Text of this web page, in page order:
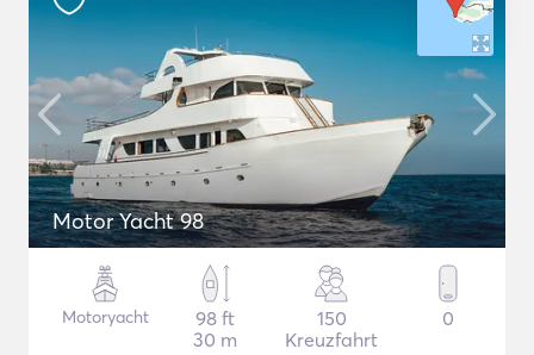
Motor Yacht 98
Motoryacht
98 ft
30 m
150
Kreuzfahrt
0